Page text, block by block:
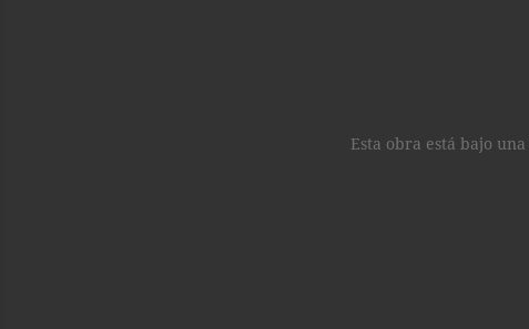
Esta obra está bajo una